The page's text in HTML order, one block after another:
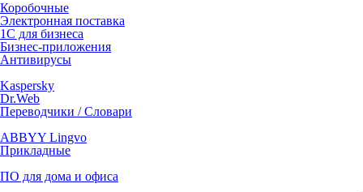
Коробочные
Электронная поставка
1С для бизнеса
Бизнес-приложения
Антивирусы
Kaspersky
Dr.Web
Переводчики / Словари
ABBYY Lingvo
Прикладные
ПО для дома и офиса